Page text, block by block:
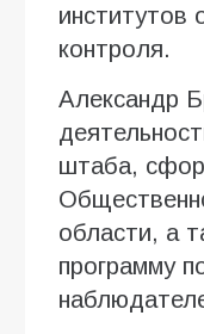
институтов
контроля.
Александр
штаба,
области, а
программу